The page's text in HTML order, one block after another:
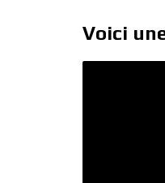
Voici